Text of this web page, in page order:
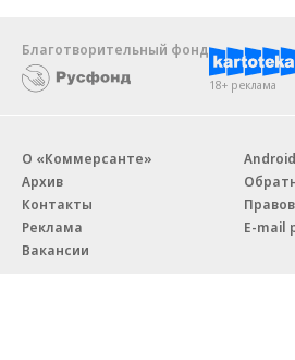
Благотворительный фонд
18+ реклама
О «Коммерсанте»
Архив
Контакты
Реклама
Вакансии
Android
E-mail